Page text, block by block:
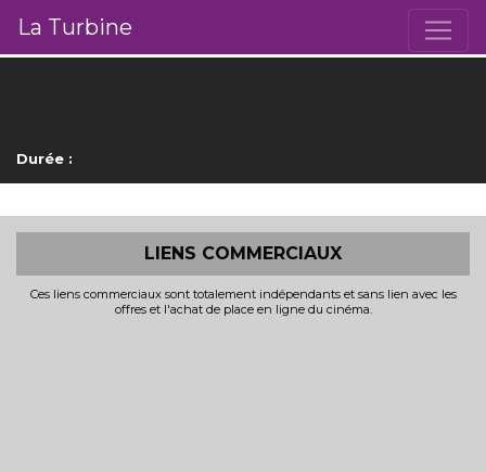
La Turbine
Durée :
LIENS COMMERCIAUX
Ces liens commerciaux sont totalement indépendants et sans lien avec les
offres et l'achat de place en ligne du cinéma.